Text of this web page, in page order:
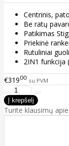
Centrinis,
Be ratų
Patikimas
Priekinė
Rutuliniai
2IN1 funkcija
€31900 su PVM
Turite klausimų